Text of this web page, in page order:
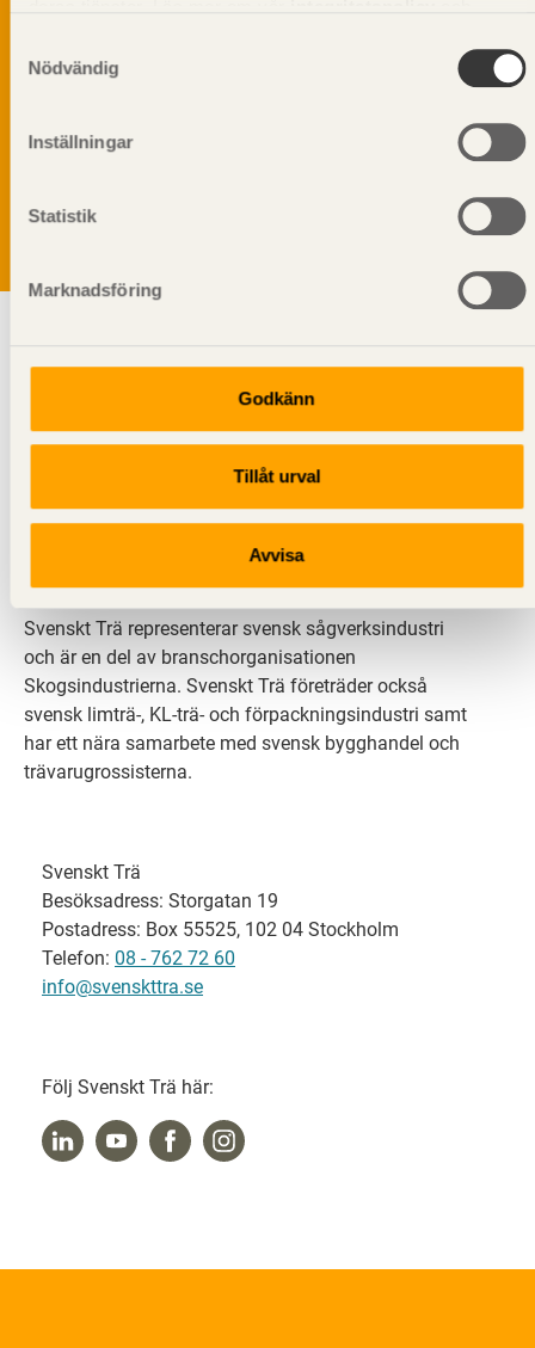
Nödvändig
Inställningar
Statistik
Marknadsföring
Godkänn
Tillåt urval
Avvisa
personuppgifter alltid hanteras på ett ansvarsfullt sätt.
Svenskt Trä sprider kunskap om trä, träprodukter och
träbyggande för att främja ett hållbart samhälle och
en livskraftig sågverksnäring. Det gör vi genom att
Svenskt Trä representerar svensk sågverksindustri
och är en del av branschorganisationen
Skogsindustrierna. Svenskt Trä företräder också
svensk limträ-, KL-trä- och förpackningsindustri samt
har ett nära samarbete med svensk bygghandel och
trävarugrossisterna.
Svenskt Trä
Besöksadress: Storgatan 19
Postadress: Box 55525, 102 04 Stockholm
Telefon: 08 - 762 72 60
info@svenskttra.se
Följ Svenskt Trä här: